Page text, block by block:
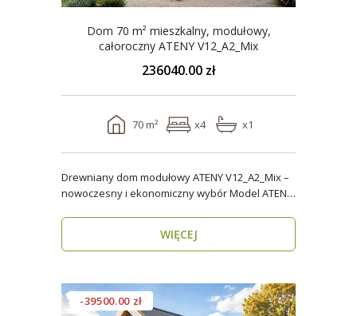
Dom 70 m² mieszkalny, modułowy,
całoroczny ATENY V12_A2_Mix
236040.00 zł
70 m² x4 x1
Drewniany dom modułowy ATENY V12_A2_Mix –
nowoczesny i ekonomiczny wybór Model ATENY
WIĘCEJ
-39500.00 zł